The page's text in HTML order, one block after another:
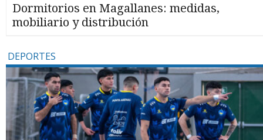
Dormitorios en Magallanes: medidas,
mobiliario y distribución
DEPORTES